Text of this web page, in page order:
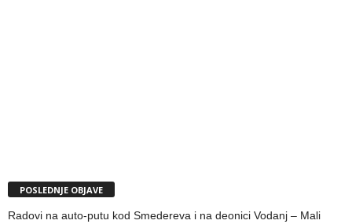
POSLEDNJE OBJAVE
Radovi na auto-putu kod Smedereva i na deonici Vodanj – Mali